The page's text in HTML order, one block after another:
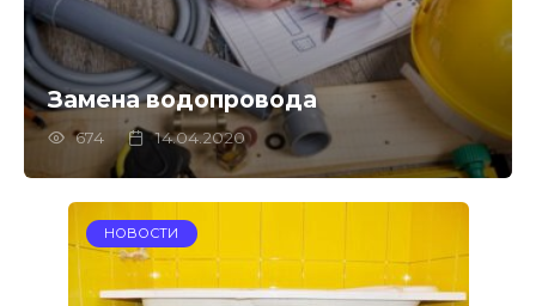
Замена водопровода
674 14.04.2020
НОВОСТИ